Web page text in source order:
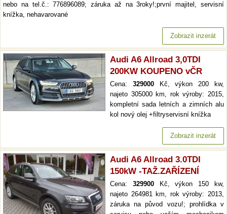
nebo na tel.č.: 776896089; záruka až na 3roky!;první majitel, servisní
knížka, nehavarované
Zobrazit inzerát
Audi A6 Allroad 3,0TDI
200KW KOUPENO vČR
Cena: 329000Kč, výkon 200 kw,
najeto 305000 km, rok výroby: 2015,
kompletní sada letních a zimních alu
kol nový olej +filtryservisní knížka
Zobrazit inzerát
Audi A6 Allroad 3.0TDI
150kW -TAŽ.ZAŘÍZENÍ
Cena: 329900Kč, výkon 150 kw,
najeto 264981 km, rok výroby: 2013,
záruka na původ vozu!; prohlídka v